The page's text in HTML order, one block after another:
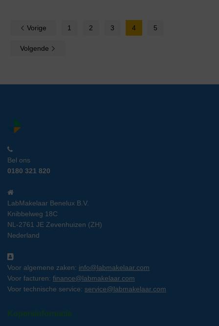
Vorige 1 2 3 4 5
Volgende
Bel ons
0180 321 820
LabMakelaar Benelux B.V.
Knibbelweg 18C
NL-2761 JE Zevenhuizen (ZH)
Nederland
Voor algemene zaken: info@labmakelaar.com
Voor facturen: finance@labmakelaar.com
Voor technische service: service@labmakelaar.com
Kopersinformatie